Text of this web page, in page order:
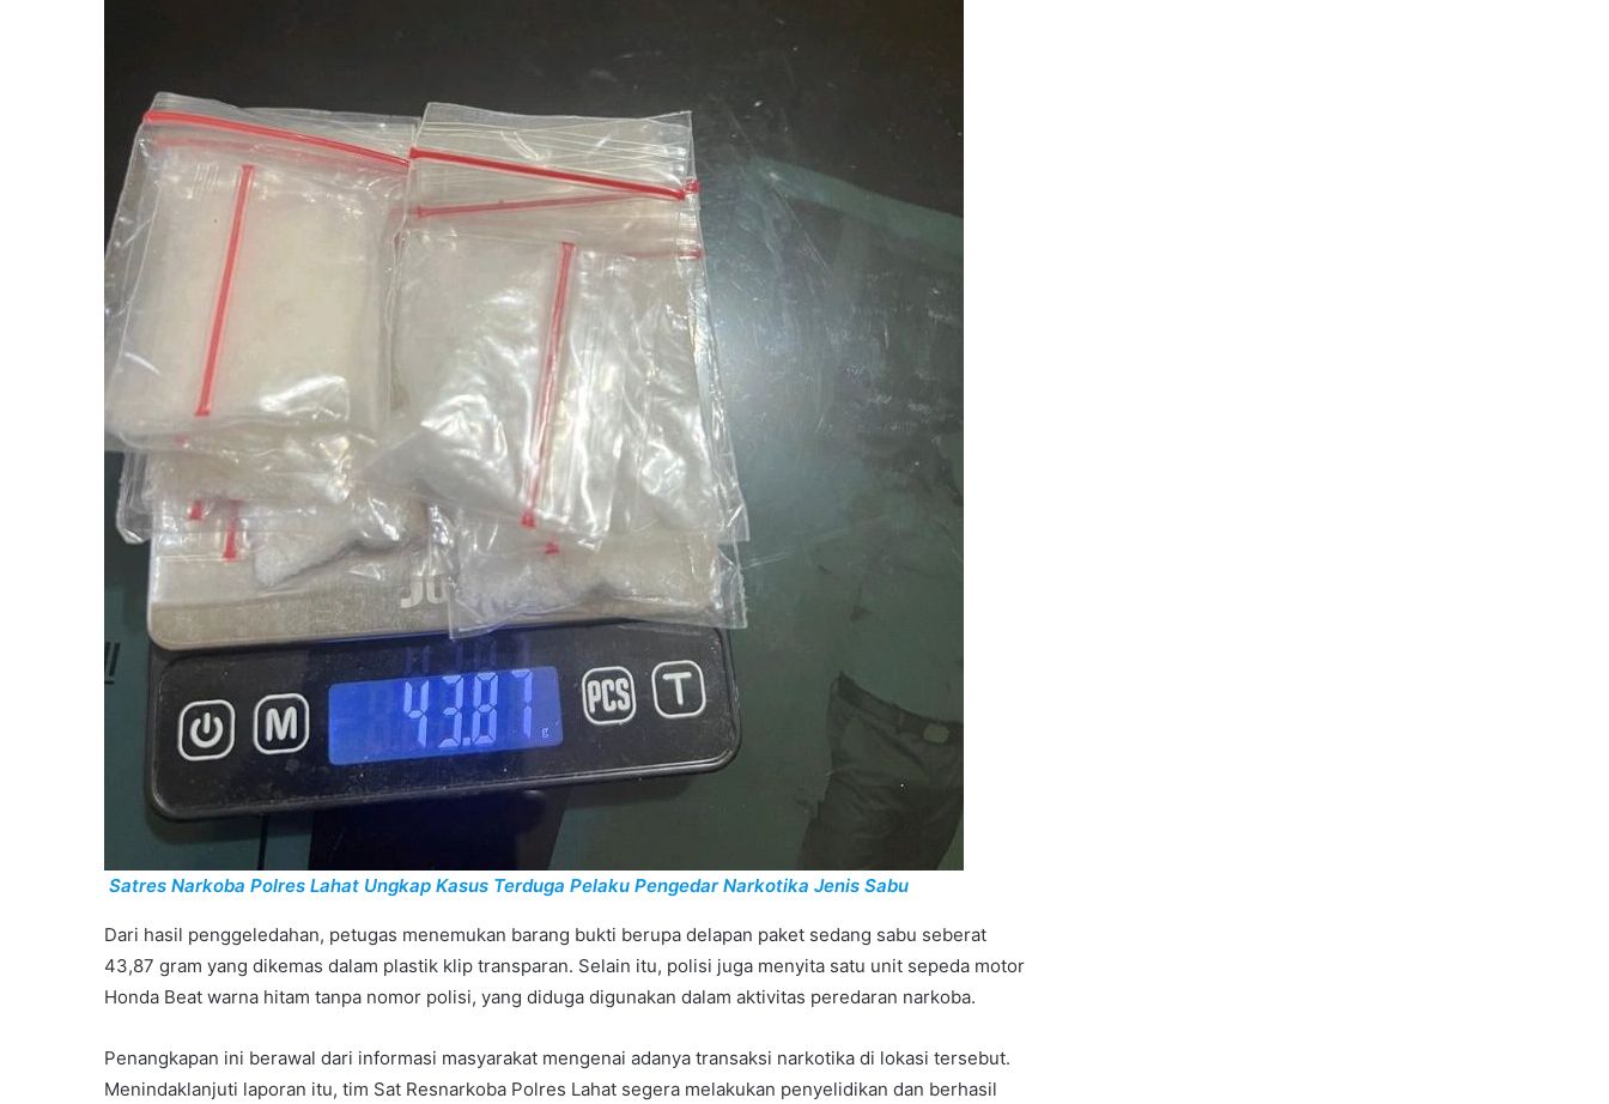
Satres Narkoba Polres Lahat Ungkap Kasus Terduga Pelaku Pengedar Narkotika Jenis Sabu
Dari hasil penggeledahan, petugas menemukan barang bukti berupa delapan paket sedang sabu seberat
43,87 gram yang dikemas dalam plastik klip transparan. Selain itu, polisi juga menyita satu unit sepeda motor
Honda Beat warna hitam tanpa nomor polisi, yang diduga digunakan dalam aktivitas peredaran narkoba.
Penangkapan ini berawal dari informasi masyarakat mengenai adanya transaksi narkotika di lokasi tersebut.
Menindaklanjuti laporan itu, tim Sat Resnarkoba Polres Lahat segera melakukan penyelidikan dan berhasil